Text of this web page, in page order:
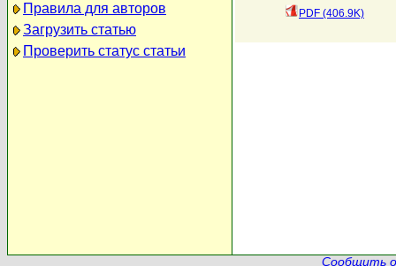
Правила для авторов
Загрузить статью
Проверить статус статьи
PDF (406.9K)
Сообщить о